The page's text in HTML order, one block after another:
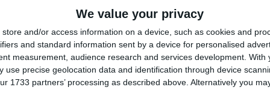
We value your privacy
store and/or access information on a device, such as cookies and
and standard information sent by a device for personalised
measurement, audience research and services development. With
use precise geolocation data and identification through device
1733 partners’ processing as described above. Alternatively you
a placut articolul?